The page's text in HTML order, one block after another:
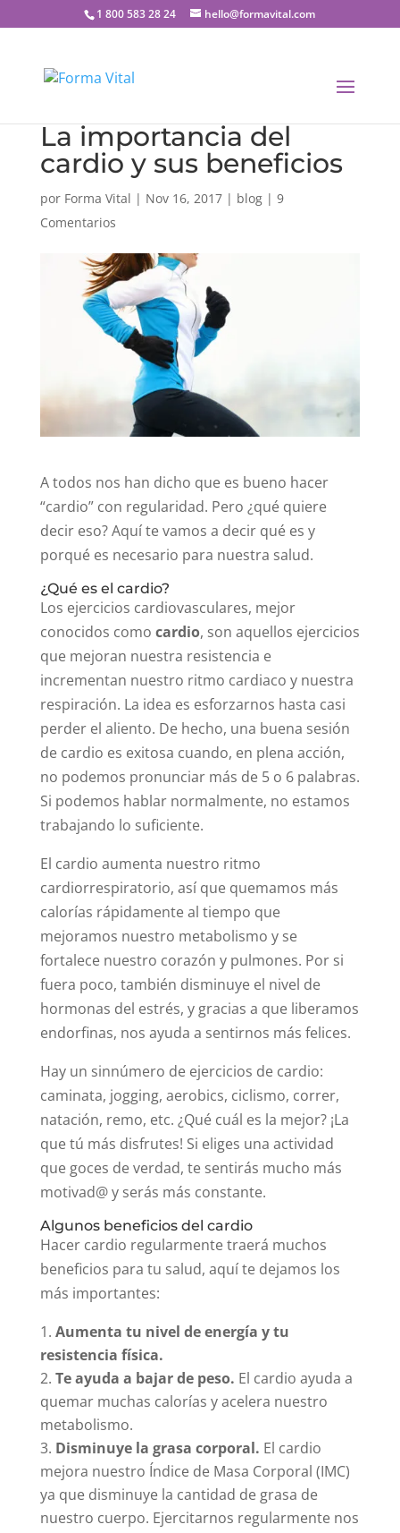
1 800 583 28 24 hello@formavital.com
La importancia del
cardio y sus beneficios
porForma Vital
Comentarios
A todos nos han dicho que es bueno hacer
“cardio” con regularidad. Pero ¿qué quiere
decir eso? Aquí te vamos a decir qué es y
porqué es necesario para nuestra salud.
¿Qué es el cardio?
Los ejercicios cardiovasculares, mejor
conocidos comocardio, son aquellos ejercicios
que mejoran nuestra resistencia e
incrementan nuestro ritmo cardiaco y nuestra
respiración. La idea es esforzarnos hasta casi
perder el aliento. De hecho, una buena sesión
de cardio es exitosa cuando, en plena acción,
no podemos pronunciar más de 5 o 6 palabras.
Si podemos hablar normalmente, no estamos
El cardio aumenta nuestro ritmo
cardiorrespiratorio, así que quemamos más
calorías rápidamente al tiempo que
mejoramos nuestro metabolismo y se
fortalece nuestro corazón y pulmones. Por si
fuera poco, también disminuye el nivel de
hormonas del estrés, y gracias a que liberamos
Hay un sinnúmero de ejercicios de cardio:
caminata, jogging, aerobics, ciclismo, correr,
natación, remo, etc. ¿Qué cuál es la mejor? ¡La
que tú más disfrutes! Si eliges una actividad
que goces de verdad, te sentirás mucho más
motivad@ y serás más constante.
Algunos beneficios del cardio
Hacer cardio regularmente traerá muchos
beneficios para tu salud, aquí te dejamos los
Aumenta tu nivel de energía y tu
resistencia física.
Te ayuda a bajar de peso.El cardio ayuda a
quemar muchas calorías y acelera nuestro
metabolismo.
Disminuye la grasa corporal.El cardio
mejora nuestro Índice de Masa Corporal (IMC)
ya que disminuye la cantidad de grasa de